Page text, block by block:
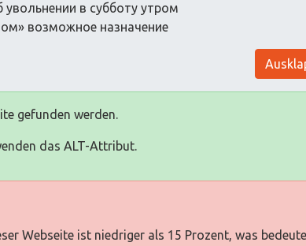
в субботу утром
возможное назначение
gefunden werden.
das ALT-Attribut.
Webseite ist niedriger als 15 Prozent, was